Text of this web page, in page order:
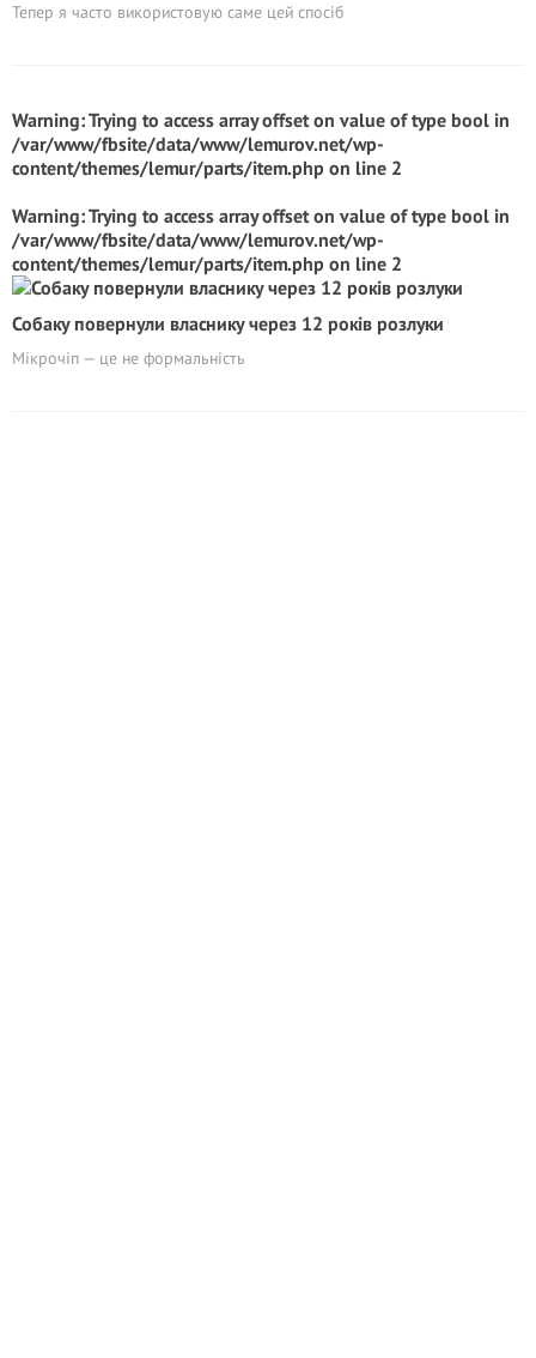
Тепер я часто використовую саме цей спосіб
Warning: Trying to access array offset on value of type bool in
/var/www/fbsite/data/www/lemurov.net/wp-
content/themes/lemur/parts/item.php on line 2
Warning: Trying to access array offset on value of type bool in
/var/www/fbsite/data/www/lemurov.net/wp-
content/themes/lemur/parts/item.php on line 2
Собаку повернули власнику через 12 років розлуки
Мікрочіп — це не формальність